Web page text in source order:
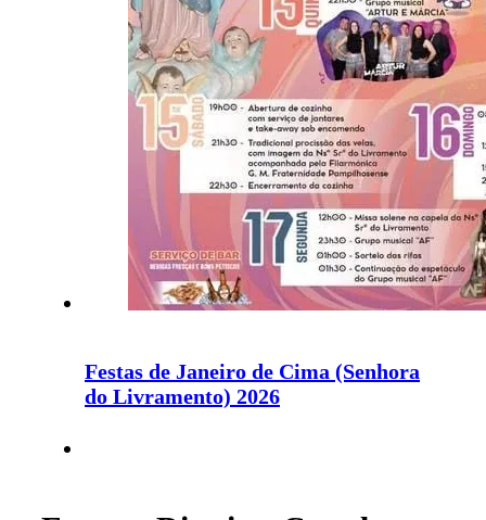
Festas de Janeiro de Cima (Senhora
do Livramento) 2026